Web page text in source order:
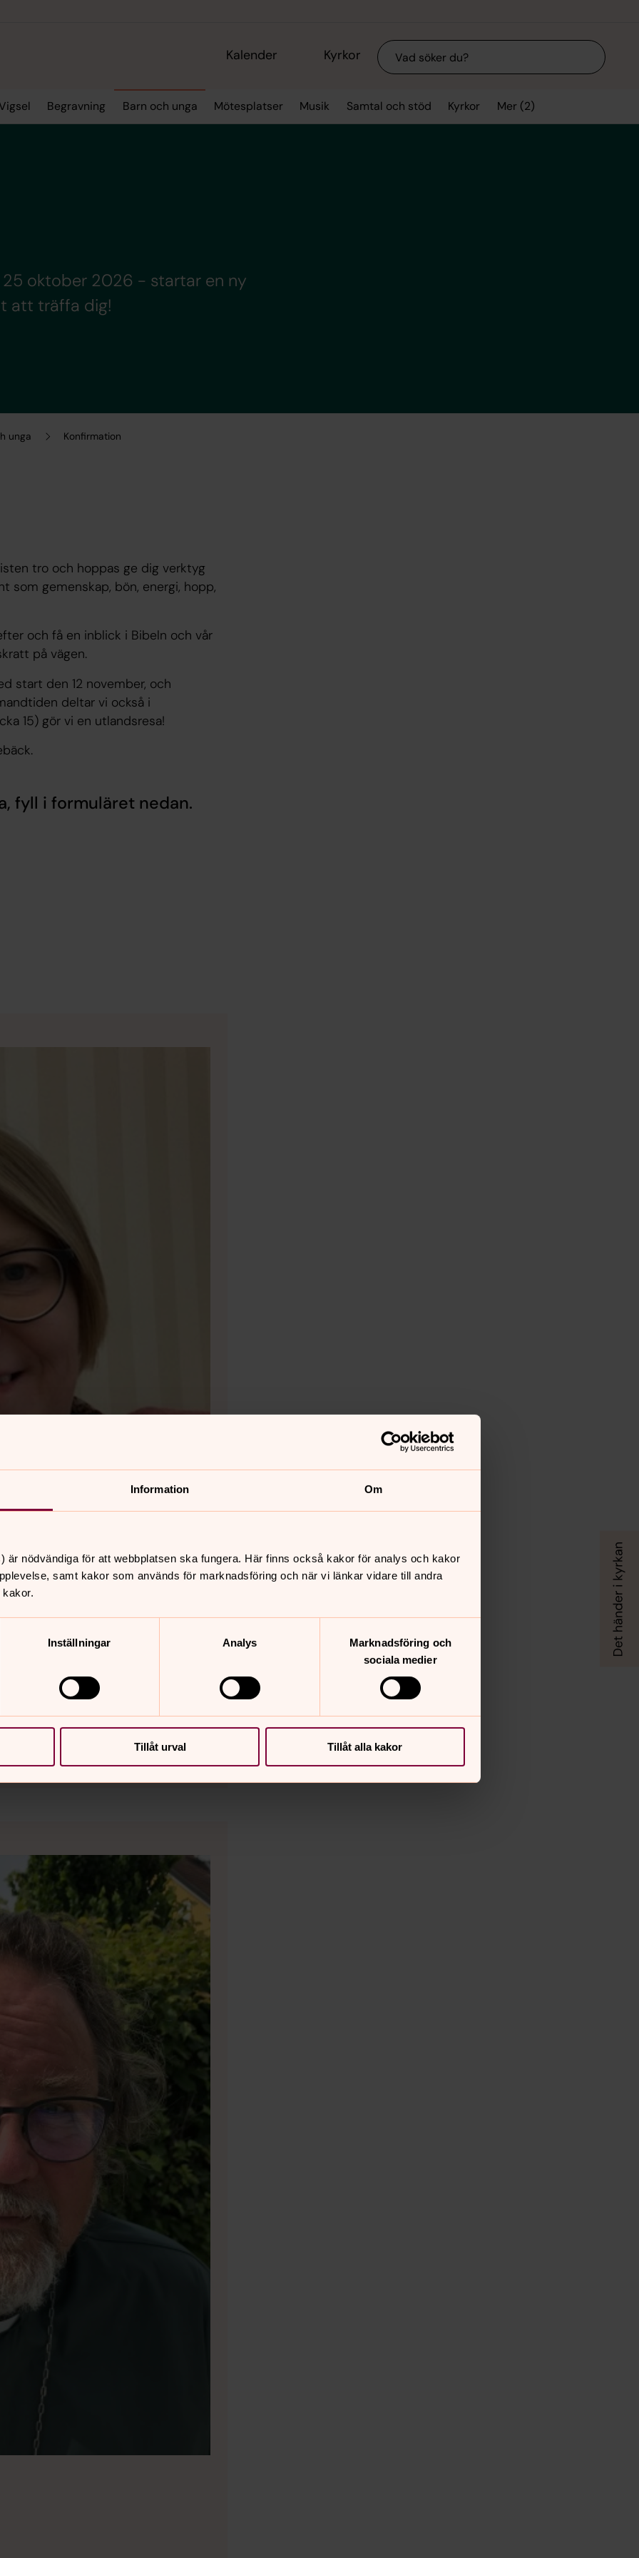
Information Om
är nödvändiga för att webbplatsen ska fungera. Här finns också kakor för analys och kakor
samt kakor som används för marknadsföring och när vi länkar vidare till andra
Inställningar Analys
Marknadsföring och
sociala medier
Tillåt urval Tillåt alla kakor
Kalender Kyrkor Sök
Begravning Barn och unga Mötesplatser Musik Samtal och stöd Kyrkor Mer (2)
unga Konfirmation
25 oktober 2026 - startar en ny
att träffa dig!
tro och hoppas ge dig verktyg
som gemenskap, bön, energi, hopp,
och få en inblick i Bibeln och vår
på vägen.
start den 12 november, och
deltar vi också i
15) gör vi en utlandsresa!
fyll i formuläret nedan.